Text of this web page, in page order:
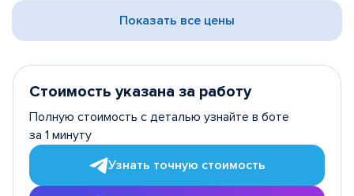
Показать все цены
Стоимость указана за работу
Полную стоимость с деталью узнайте в боте
за 1 минуту
Узнать точную стоимость